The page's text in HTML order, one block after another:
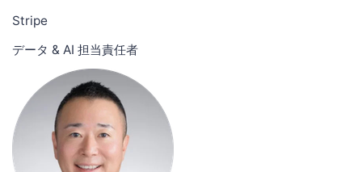
Stripe
データ & AI 担当責任者